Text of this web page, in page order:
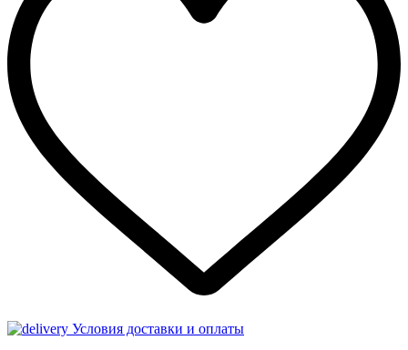
Условия доставки и оплаты